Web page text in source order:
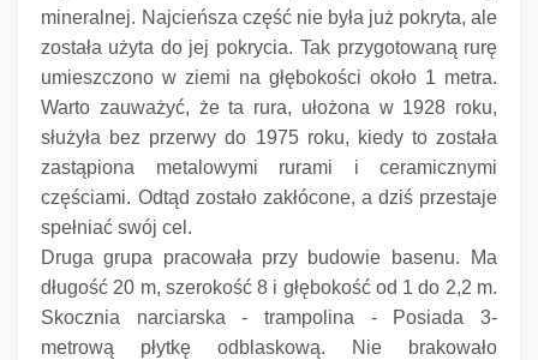
mineralnej. Najcieńsza część nie była już pokryta, ale
została użyta do jej pokrycia. Tak przygotowaną rurę
umieszczono w ziemi na głębokości około 1 metra.
Warto zauważyć, że ta rura, ułożona w 1928 roku,
służyła bez przerwy do 1975 roku, kiedy to została
zastąpiona metalowymi rurami i ceramicznymi
częściami. Odtąd zostało zakłócone, a dziś przestaje
spełniać swój cel.
Druga grupa pracowała przy budowie basenu.
Ma
długość 20 m, szerokość 8 i głębokość od 1 do 2,2 m.
Skocznia narciarska - trampolina - Posiada 3-
metrową płytkę odblaskową.
Nie brakowało